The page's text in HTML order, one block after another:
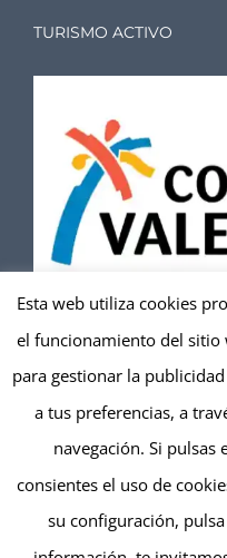
TURISMO ACTIVO
© Copyright|
Esta web utiliza cookies
el funcionamiento del sitio
para gestionar la
a tus preferencias, a
navegación. Si pulsas
consientes el uso de
su configuración,